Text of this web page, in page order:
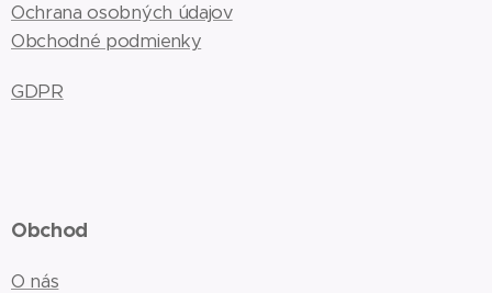
Ochrana osobných údajov
Obchodné podmienky
GDPR
Obchod
O nás